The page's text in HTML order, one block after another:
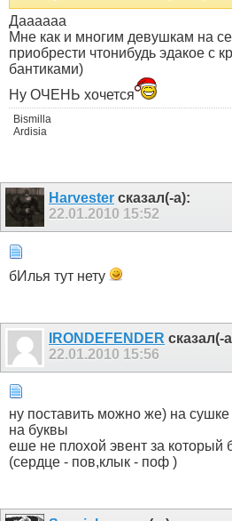
Даааааа
Мне как и многим девушкам на
приобрести чтонибудь эдакое с
бантиками)
Ну ОЧЕНЬ хочется
Bismilla
Ardisia
Harvester сказал(-а):
22.01.2010 15:52
бИлья тут нету
IRONDEFENDER сказал(-
22.01.2010 15:56
ну поставить можно же) на
на буквы
еше не плохой эвент за
(сердце - пов,клык - поф )